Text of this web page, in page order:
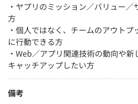
・ヤプリのミッション／バリュー／
方
・個人ではなく、チームのアウト
に行動できる方
・Web／アプリ関連技術の動向や
キャッチアップしたい方
備考